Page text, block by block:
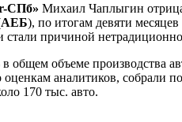
СПб» Михаил Чаплыгин
АЕБ), по итогам девяти
причиной
общем объеме производства
оценкам аналитиков, собрали
170 тыс. авто.